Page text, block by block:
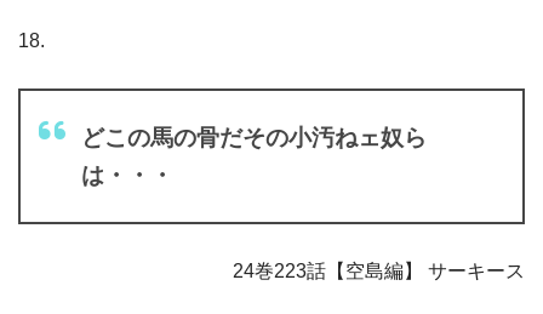
18.
どこの馬の骨だその小汚ねェ奴ら
は・・・
24巻223話【空島編】 サーキース